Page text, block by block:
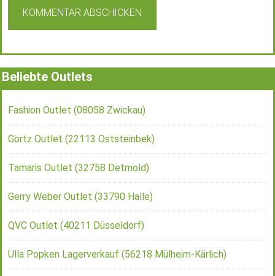
Beliebte Outlets
Fashion Outlet (08058 Zwickau)
Görtz Outlet (22113 Oststeinbek)
Tamaris Outlet (32758 Detmold)
Gerry Weber Outlet (33790 Halle)
QVC Outlet (40211 Düsseldorf)
Ulla Popken Lagerverkauf (56218 Mülheim-Kärlich)